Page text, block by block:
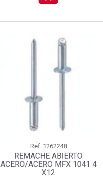
Ref. 1262248
REMACHE ABIERTO
ACERO/ACERO MFX 1041 4
X12